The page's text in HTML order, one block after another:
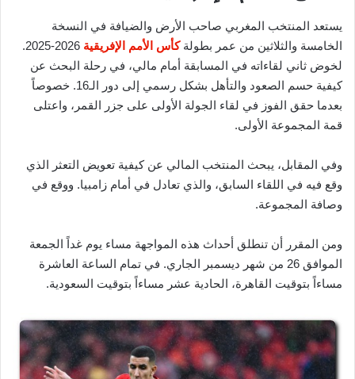
يستعد المنتخب المغربي صاحب الأرض والضيافة في النسخة
الخامسة والثلاثين من عمر بطولةكأس الأمم الإفريقية
2026-2025.
لخوض ثاني لقاءاته في المسابقة أمام مالي، في رحلة البحث عن
كيفية حسم الصعود والتأهل بشكل رسمي إلى دور الـ16. خصوصاً
بعدما حقق الفوز في لقاء الجولة الأولى على جزر القمر، واعتلى
قمة المجموعة الأولى.
وفي المقابل، يبحث المنتخب المالي عن كيفية تعويض التعثر الذي
وقع فيه في اللقاء السابق، والذي تعادل في أمام زامبيا. ووقع في
وصافة المجموعة.
ومن المقرر أن تنطلق أحداث هذه المواجهة مساء يوم غداً الجمعة
الموافق 26 من شهر ديسمبر الجاري. في تمام الساعة العاشرة
مساءاً بتوقيت القاهرة، الحادية عشر مساءاً بتوقيت السعودية.